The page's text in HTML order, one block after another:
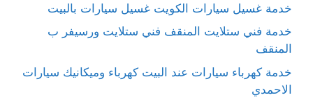
خدمة غسيل سيارات الكويت غسيل سيارات بالبيت
خدمة فني ستلايت المنقف فني ستلايت ورسيفر ب
المنقف
خدمة كهرباء سيارات عند البيت كهرباء وميكانيك سيارات
الاحمدي